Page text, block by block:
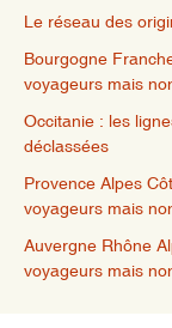
Le réseau des
Bourgogne
voyageurs mais
Occitanie : les
déclassées
Provence Alpes
voyageurs mais
Auvergne Rhône
voyageurs mais